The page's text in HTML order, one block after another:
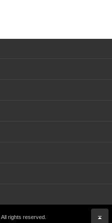
All rights reserved.